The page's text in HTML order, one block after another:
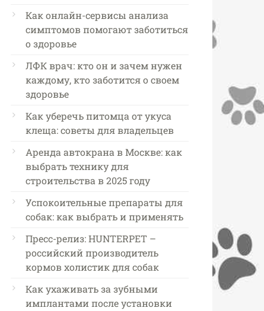
Как онлайн-сервисы анализа
симптомов помогают заботиться
о здоровье
ЛФК врач: кто он и зачем нужен
каждому, кто заботится о своем
здоровье
Как уберечь питомца от укуса
клеща: советы для владельцев
Аренда автокрана в Москве: как
выбрать технику для
строительства в 2025 году
Успокоительные препараты для
собак: как выбрать и применять
Пресс-релиз: HUNTERPET –
российский производитель
кормов холистик для собак
Как ухаживать за зубными
имплантами после установки